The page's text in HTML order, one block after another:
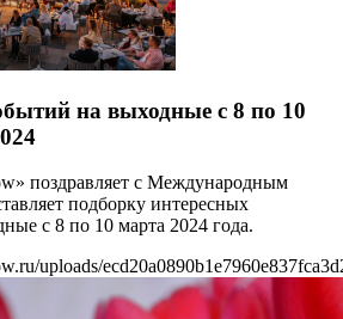
на выходные с 8 по 10
поздравляет с Международным
подборку интересных
с 8 по 10 марта 2024 года.
uploads/